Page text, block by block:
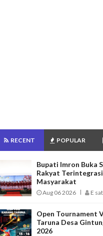
RECENT POPULAR
Bupati Imron Buka
Rakyat
Masyarakat
Aug 06 2026 E
Open Tournament
Taruna Desa
2026